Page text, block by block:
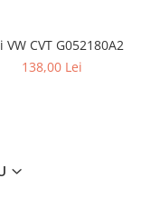
VW CVT G052180A2
138,00 Lei